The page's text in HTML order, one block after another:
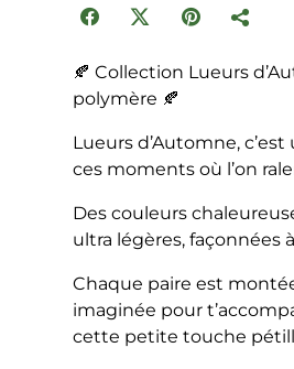
🍂 Collection Lueurs
polymère 🍂
Lueurs d’Automne,
ces moments où l’on
Des couleurs
ultra légères, façonnées
Chaque paire est
imaginée pour
cette petite touche